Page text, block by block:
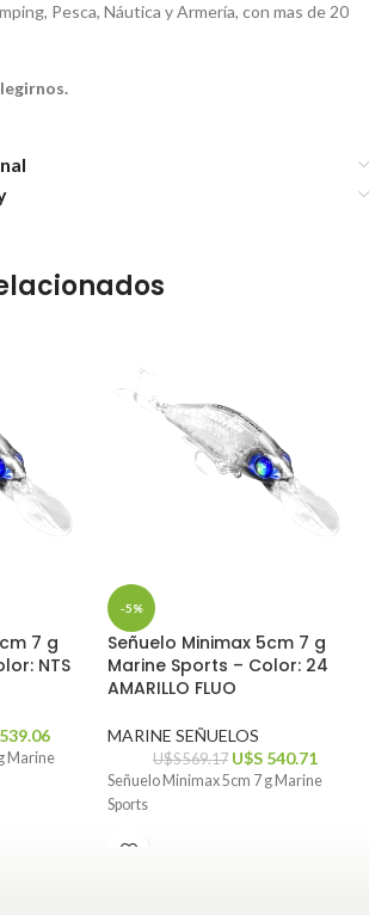
Pesca, Náutica y Armería, con mas de 20
7 g
NTS
539.06
Marine
-5%
Señuelo Minimax 5cm 7 g
Marine Sports – Color: 24
AMARILLO FLUO
MARINE SEÑUELOS
U$S569.17 U$S 540.71
Señuelo Minimax 5cm 7 g Marine
Sports